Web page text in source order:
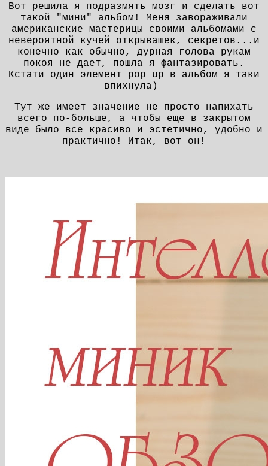
Вот решила я подразмять мозг и сделать вот
такой "мини" альбом! Меня завораживали
американские мастерицы своими альбомами с
невероятной кучей открывашек, секретов...и
конечно как обычно, дурная голова рукам
покоя не дает, пошла я фантазировать.
Кстати один элемент pop up в альбом я таки
впихнула)
Тут же имеет значение не просто напихать
всего по-больше, а чтобы еще в закрытом
виде было все красиво и эстетично, удобно и
практично! Итак, вот он!